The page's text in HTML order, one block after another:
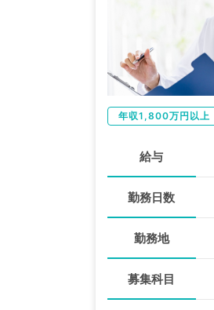
年収1,800万円以上
給与
勤務日数
勤務地
募集科目